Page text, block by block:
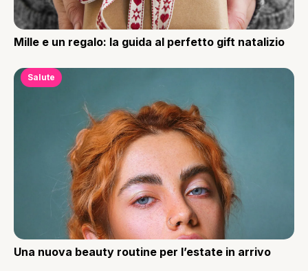
Mille e un regalo: la guida al perfetto gift natalizio
Salute
Una nuova beauty routine per l’estate in arrivo